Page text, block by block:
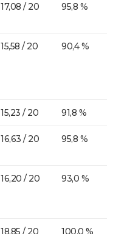
17,08 / 20 95,8 %
15,58 / 20 90,4 %
15,23 / 20 91,8 %
16,63 / 20 95,8 %
16,20 / 20 93,0 %
18,85 / 20 100,0 %